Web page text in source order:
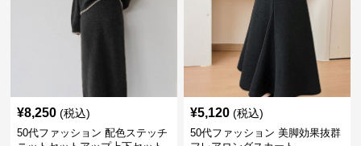
¥8,250 (税込)
50代ファッション 配色ステッチ
¥5,120 (税込)
50代ファッション 美脚効果抜群